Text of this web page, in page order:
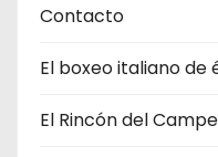
Contacto
El boxeo italiano de
El Rincón del